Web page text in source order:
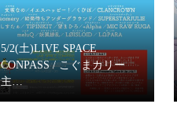
5/2(土)LIVE SPACE
CONPASS / こぐまカリー
主…